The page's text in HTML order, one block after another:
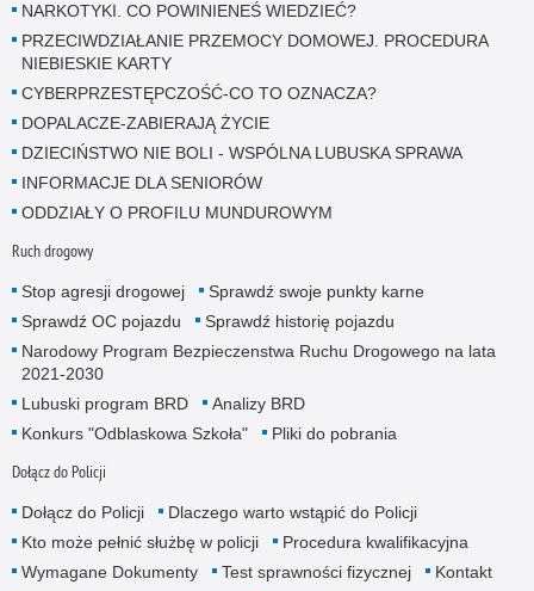
NARKOTYKI. CO POWINIENEŚ WIEDZIEĆ?
PRZECIWDZIAŁANIE PRZEMOCY DOMOWEJ. PROCEDURA
NIEBIESKIE KARTY
CYBERPRZESTĘPCZOŚĆ-CO TO OZNACZA?
DOPALACZE-ZABIERAJĄ ŻYCIE
DZIECIŃSTWO NIE BOLI - WSPÓLNA LUBUSKA SPRAWA
INFORMACJE DLA SENIORÓW
ODDZIAŁY O PROFILU MUNDUROWYM
Ruch drogowy
Stop agresji drogowej
Sprawdź swoje punkty karne
Sprawdź OC pojazdu
Sprawdź historię pojazdu
Narodowy Program Bezpieczenstwa Ruchu Drogowego na lata
2021-2030
Lubuski program BRD
Analizy BRD
Konkurs "Odblaskowa Szkoła"
Pliki do pobrania
Dołącz do Policji
Dołącz do Policji
Dlaczego warto wstąpić do Policji
Kto może pełnić służbę w policji
Procedura kwalifikacyjna
Wymagane Dokumenty
Test sprawności fizycznej
Kontakt